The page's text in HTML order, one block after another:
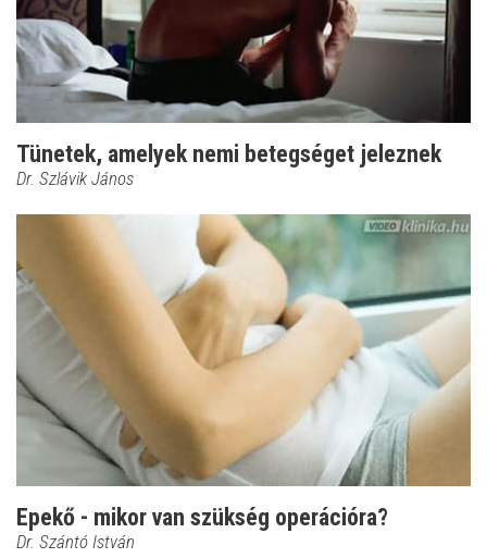
Tünetek, amelyek nemi betegséget jeleznek
Dr. Szlávik János
Epekő - mikor van szükség operációra?
Dr. Szántó István